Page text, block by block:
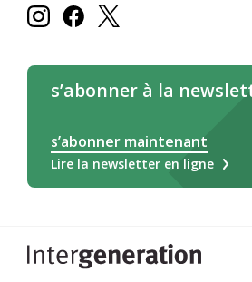
s’abonner à la
s’abonner maintenant
Lire la newsletter en ligne